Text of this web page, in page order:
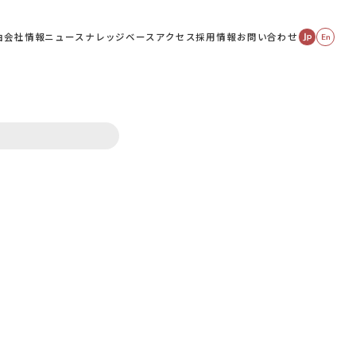
会社情報ニュース ナレッジベース アクセス採用情報お問い合わせ